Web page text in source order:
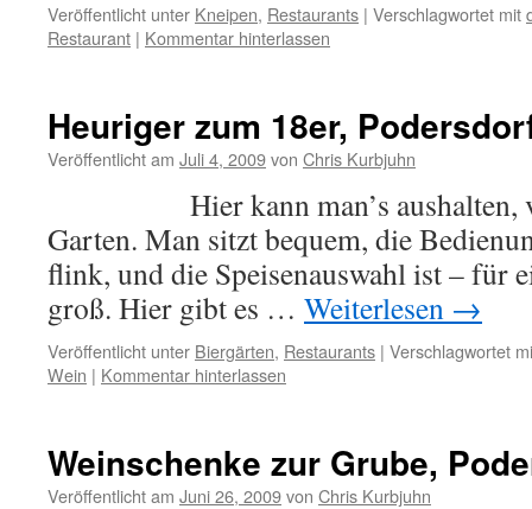
Veröffentlicht unter Kneipen, Restaurants | Verschlagwortet mit
Restaurant | Kommentar hinterlassen
Heuriger zum 18er,
Veröffentlicht am Juli 4, 2009von Chris Kurbjuhn
Hier kann man’s aushalten,
Garten. Man sitzt bequem, die
flink, und die Speisenauswahl ist – für
groß. Hier gibt es … Weiterlesen →
Veröffentlicht unter Biergärten, Restaurants | Verschlagwortet
Wein | Kommentar hinterlassen
Weinschenke zur Grube,
Veröffentlicht am Juni 26, 2009von Chris Kurbjuhn